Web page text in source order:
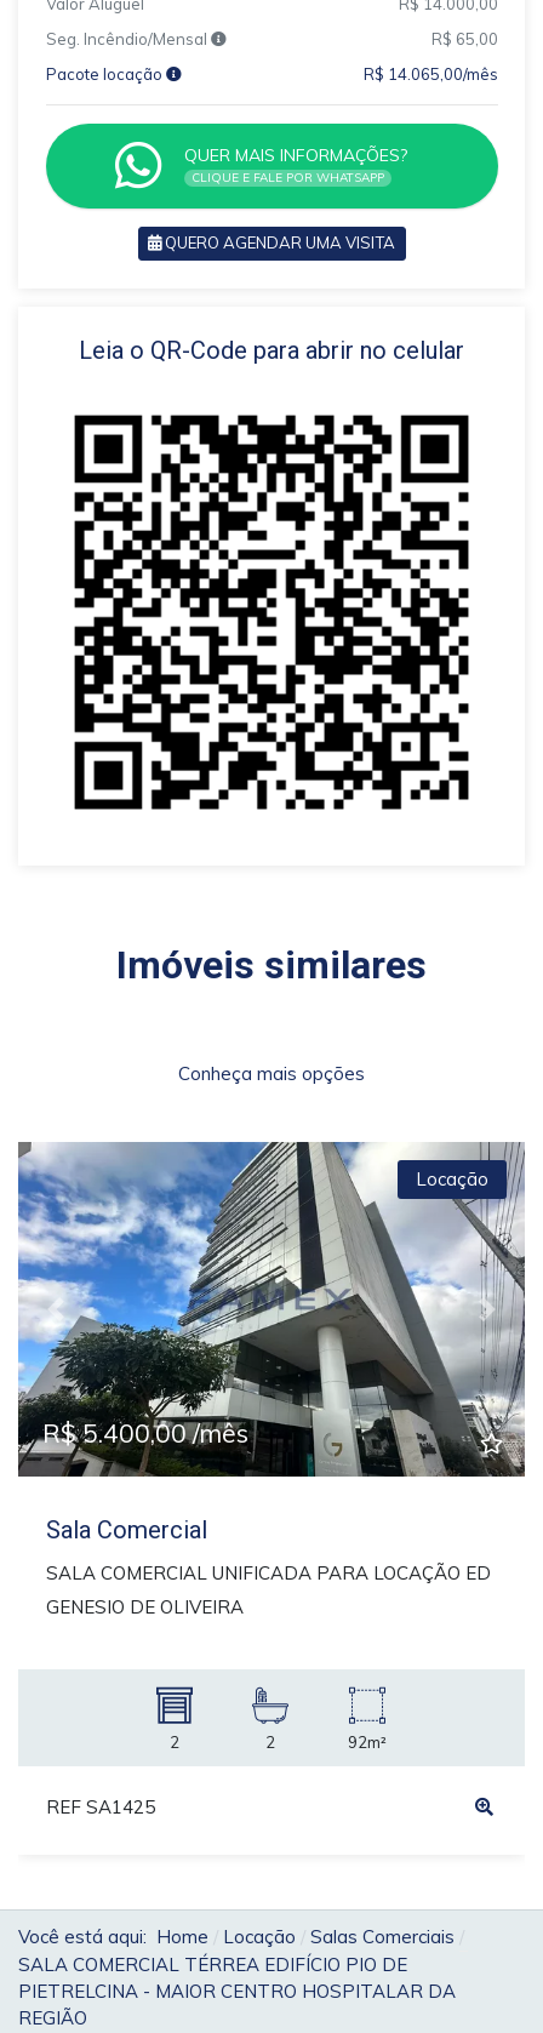
Seg. Incêndio/Mensal
R$ 65,00
Pacote locação
R$ 14.065,00/mês
QUER MAIS INFORMAÇÕES?
CLIQUE E FALE POR WHATSAPP
QUERO AGENDAR UMA VISITA
VOLTAR
Leia o QR-Code para abrir no celular
Imóveis similares
Conheça mais opções
Previous Next
Locação
R$ 5.400,00 /mês
Sala Comercial
SALA COMERCIAL UNIFICADA PARA LOCAÇÃO ED
GENESIO DE OLIVEIRA
2 2 92m²
REF SA1425
Você está aqui: Home Locação
Salas Comerciais
SALA COMERCIAL TÉRREA EDIFÍCIO PIO DE
PIETRELCINA - MAIOR CENTRO HOSPITALAR DA
REGIÃO